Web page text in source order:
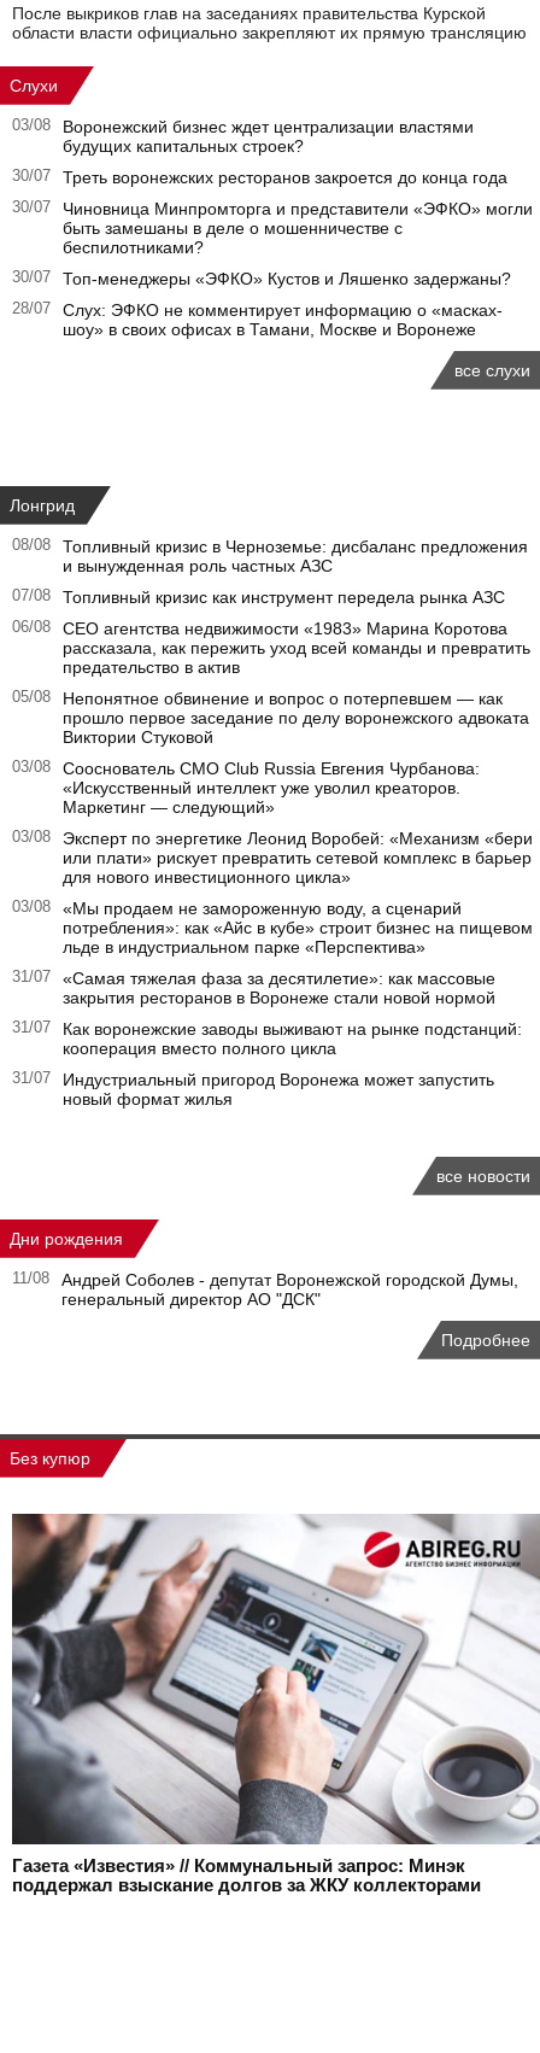
После выкриков глав на заседаниях правительства Курской
области власти официально закрепляют их прямую трансляцию
Слухи
03/08
Воронежский бизнес ждет централизации властями
будущих капитальных строек?
30/07 Треть воронежских ресторанов закроется до конца года
30/07
Чиновница Минпромторга и представители «ЭФКО» могли
быть замешаны в деле о мошенничестве с
беспилотниками?
30/07 Топ-менеджеры «ЭФКО» Кустов и Ляшенко задержаны?
28/07
Слух: ЭФКО не комментирует информацию о «масках-
шоу» в своих офисах в Тамани, Москве и Воронеже
все слухи
Лонгрид
08/08
Топливный кризис в Черноземье: дисбаланс предложения
и вынужденная роль частных АЗС
07/08 Топливный кризис как инструмент передела рынка АЗС
06/08
CEO агентства недвижимости «1983» Марина Коротова
рассказала, как пережить уход всей команды и превратить
предательство в актив
05/08
Непонятное обвинение и вопрос о потерпевшем — как
прошло первое заседание по делу воронежского адвоката
Виктории Стуковой
03/08
Сооснователь CMO Club Russia Евгения Чурбанова:
«Искусственный интеллект уже уволил креаторов.
Маркетинг — следующий»
03/08
Эксперт по энергетике Леонид Воробей: «Механизм «бери
или плати» рискует превратить сетевой комплекс в барьер
для нового инвестиционного цикла»
03/08
«Мы продаем не замороженную воду, а сценарий
потребления»: как «Айс в кубе» строит бизнес на пищевом
льде в индустриальном парке «Перспектива»
31/07
«Самая тяжелая фаза за десятилетие»: как массовые
закрытия ресторанов в Воронеже стали новой нормой
31/07
Как воронежские заводы выживают на рынке подстанций:
кооперация вместо полного цикла
31/07
Индустриальный пригород Воронежа может запустить
новый формат жилья
все новости
Дни рождения
11/08
Андрей Соболев - депутат Воронежской городской Думы,
генеральный директор АО "ДСК"
Подробнее
Без купюр
Газета «Известия» // Коммунальный запрос: Минэк
поддержал взыскание долгов за ЖКУ коллекторами